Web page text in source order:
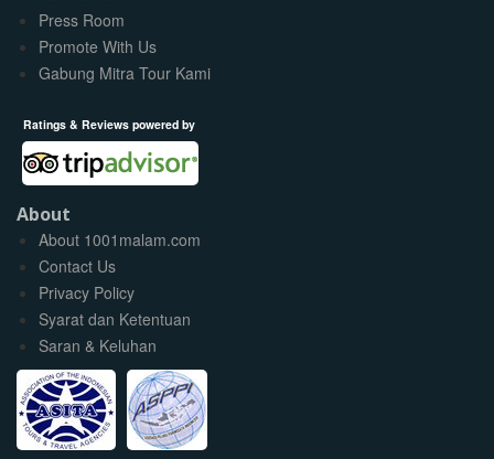
Press Room
Promote With Us
Gabung Mitra Tour Kami
Ratings & Reviews powered by
About
About 1001malam.com
Contact Us
Privacy Policy
Syarat dan Ketentuan
Saran & Keluhan